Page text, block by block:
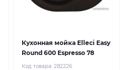
Кухонная мойка Elleci Easy
Round 600 Espresso 78
Код товара: 282226